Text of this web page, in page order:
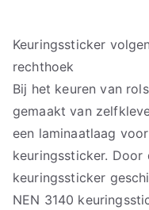
Keuringssticker
rechthoek
Bij het keuren van
gemaakt van
een laminaatlaag
keuringssticker. Door
keuringssticker
NEN 3140